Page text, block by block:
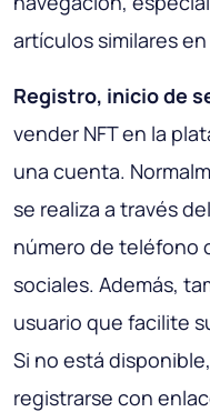
artículos similares
Registro, inicio de
vender NFT en la
una cuenta.
se realiza a través
número de teléfono
sociales. Además,
usuario que facilite
Si no está
registrarse con